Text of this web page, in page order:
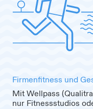
Firmenfitness und
Mit Wellpass
nur Fitnessstudios